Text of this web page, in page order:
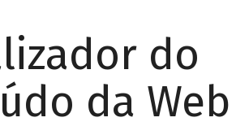
do
da Web